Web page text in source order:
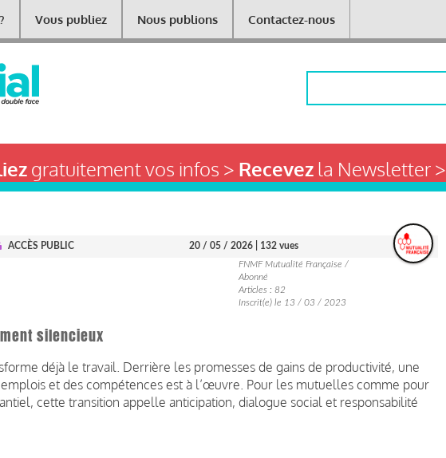
Vous publiez Nous publions Contactez-nous
gratuitement vos infos > Recevezla Newsletter >
ACCÈS PUBLIC 20 / 05 / 2026 | 132 vues
FNMF Mutualité Française /
Abonné
Articles : 82
Inscrit(e) le 13 / 03 / 2023
silencieux
déjà le travail. Derrière les promesses de gains de productivité, une
et des compétences est à l’œuvre. Pour les mutuelles comme pour
cette transition appelle anticipation, dialogue social et responsabilité